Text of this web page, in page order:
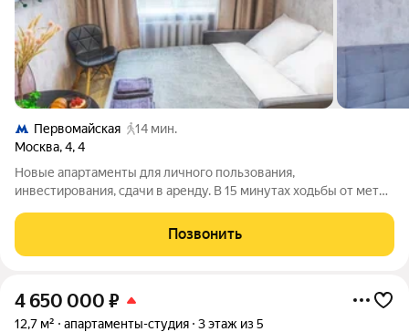
Первомайская
14 мин.
Москва,4,4
Новые апартаменты для личного пользования,
инвестирования, сдачи в аренду. В 15 минутах ходьбы от метро
м; 5-этажное кирпичное жилое здание с отдельной входной
группой в помещения-студии.
Позвонить
4 650 000 ₽
12,7 м² апартаменты-студия 3 этаж из 5